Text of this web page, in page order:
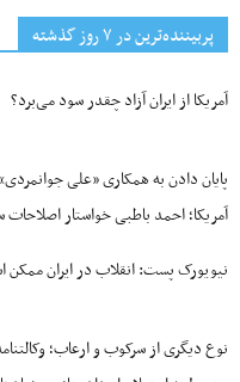
پربیننده‌ترین‌ در ۷ روز گذشته
آمریکا از ایران آزاد چقدر سود می‌برد؟
پایان دادن به همکاری «علی
آمریکا؛ احمد باطبی خواستار
نیویورک پست: انقلاب در ایران
نوع دیگری از سرکوب و ارعاب؛